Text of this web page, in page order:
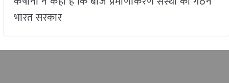
भारत सरकार